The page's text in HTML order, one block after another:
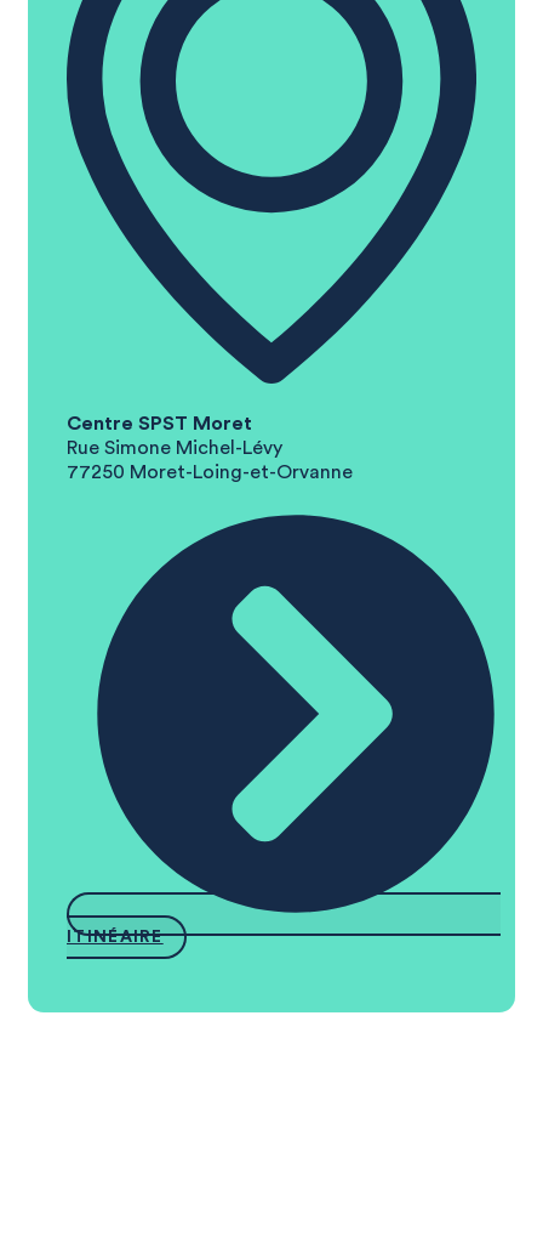
Centre SPST Moret
Rue Simone Michel-Lévy
77250 Moret-Loing-et-Orvanne
ITINÉAIRE